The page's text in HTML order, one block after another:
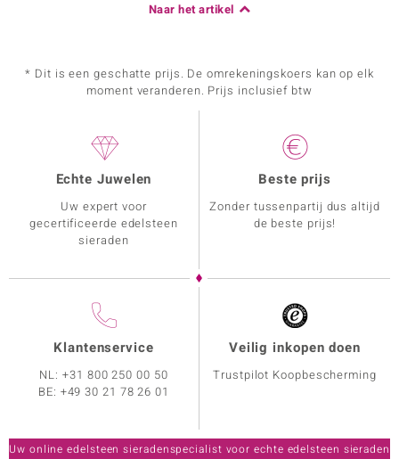
Naar het artikel
* Dit is een geschatte prijs. De omrekeningskoers kan op elk
moment veranderen. Prijs inclusief btw
Echte Juwelen
Uw expert voor
gecertificeerde edelsteen
sieraden
Beste prijs
Zonder tussenpartij dus altijd
de beste prijs!
Klantenservice
NL:+31 800 250 00 50
BE: +49 30 21 78 26 01
Veilig inkopen doen
Trustpilot Koopbescherming
Uw online edelsteen sieradenspecialist voor echte edelsteen sieraden